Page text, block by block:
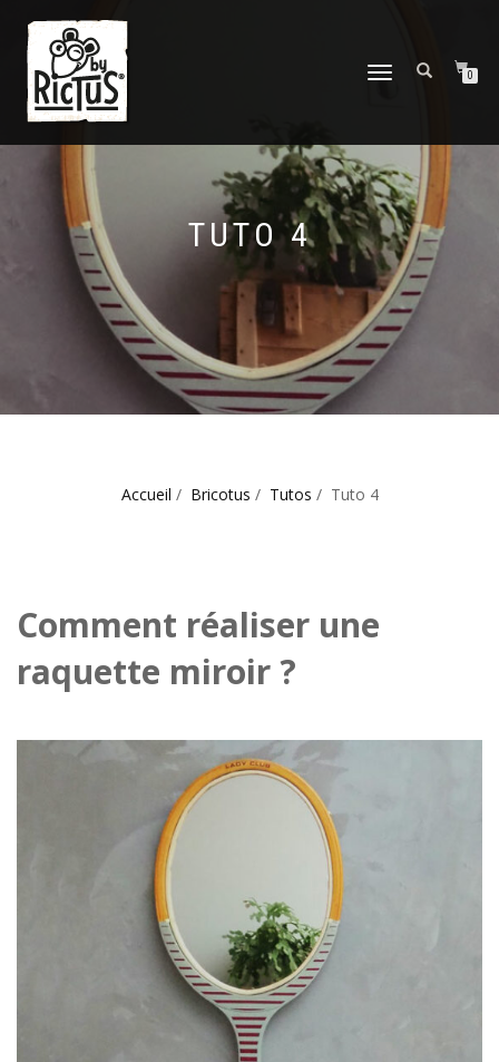
DÉPLIER
0
TUTO 4
Accueil / Bricotus / Tutos / Tuto 4
Comment réaliser une
raquette miroir ?